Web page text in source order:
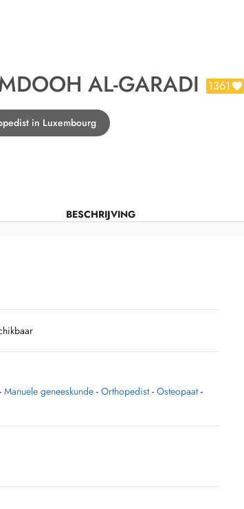
AL-GARADI 1361
in Luxembourg
BESCHRIJVING
- Manuele geneeskunde - Orthopedist - Osteopaat -